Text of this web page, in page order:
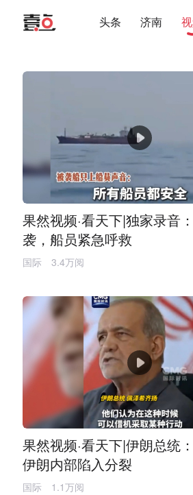
头条 济南
果然视频·看天下|独家录音
袭，船员紧急呼救
国际 3.4万阅
果然视频·看天下|伊朗总统
伊朗内部陷入分裂
国际 1.1万阅